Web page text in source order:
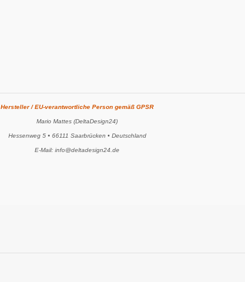
Hersteller / EU-verantwortliche Person gemäß GPSR
Mario Mattes (DeltaDesign24)
Hessenweg 5 • 66111 Saarbrücken • Deutschland
E-Mail: info@deltadesign24.de